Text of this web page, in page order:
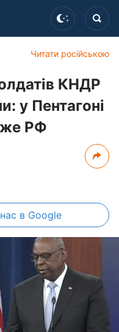
Читати російською
КНДР
у Пентагоні
РФ
в Google